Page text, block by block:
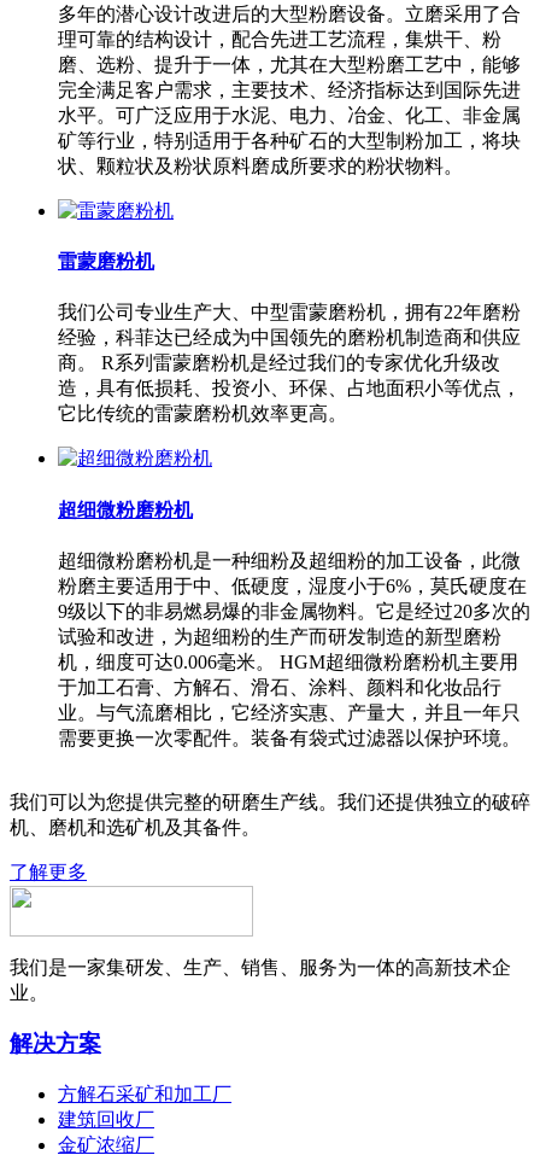
多年的潜心设计改进后的大型粉磨设备。立磨采用了合
理可靠的结构设计，配合先进工艺流程，集烘干、粉
磨、选粉、提升于一体，尤其在大型粉磨工艺中，能够
完全满足客户需求，主要技术、经济指标达到国际先进
水平。可广泛应用于水泥、电力、冶金、化工、非金属
矿等行业，特别适用于各种矿石的大型制粉加工，将块
状、颗粒状及粉状原料磨成所要求的粉状物料。
雷蒙磨粉机
我们公司专业生产大、中型雷蒙磨粉机，拥有22年磨粉
经验，科菲达已经成为中国领先的磨粉机制造商和供应
商。 R系列雷蒙磨粉机是经过我们的专家优化升级改
造，具有低损耗、投资小、环保、占地面积小等优点，
它比传统的雷蒙磨粉机效率更高。
超细微粉磨粉机
超细微粉磨粉机是一种细粉及超细粉的加工设备，此微
粉磨主要适用于中、低硬度，湿度小于6%，莫氏硬度在
9级以下的非易燃易爆的非金属物料。它是经过20多次的
试验和改进，为超细粉的生产而研发制造的新型磨粉
机，细度可达0.006毫米。 HGM超细微粉磨粉机主要用
于加工石膏、方解石、滑石、涂料、颜料和化妆品行
业。与气流磨相比，它经济实惠、产量大，并且一年只
需要更换一次零配件。装备有袋式过滤器以保护环境。
我们可以为您提供完整的研磨生产线。我们还提供独立的破碎
机、磨机和选矿机及其备件。
了解更多
我们是一家集研发、生产、销售、服务为一体的高新技术企
业。
解决方案
方解石采矿和加工厂
建筑回收厂
金矿浓缩厂